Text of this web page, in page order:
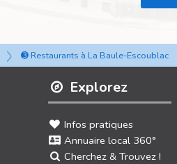
➌ Restaurants à La Baule-Escoublac
Explorez
Infos pratiques
Annuaire local 360°
Cherchez & Trouvez !